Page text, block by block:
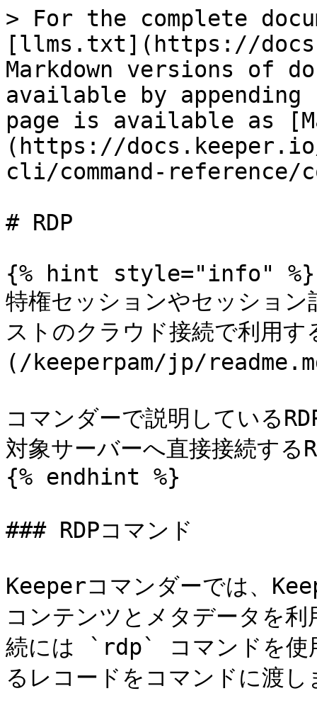
> For the complete
[llms.txt](https://
Markdown versions of
available by
page is available as
(https://docs.keeper.io/
cli/command-reference/
# RDP
{% hint style="info" %}
特権セッションやセッショ
ストのクラウド接続で利用
(/keeperpam/jp/
コマンダーで説明している
対象サーバーへ直接接続する
{% endhint %}
### RDPコマンド
Keeperコマンダーでは、
コンテンツとメタデータを利
続には `rdp` コマンドを使
るレコードをコマンドに渡し